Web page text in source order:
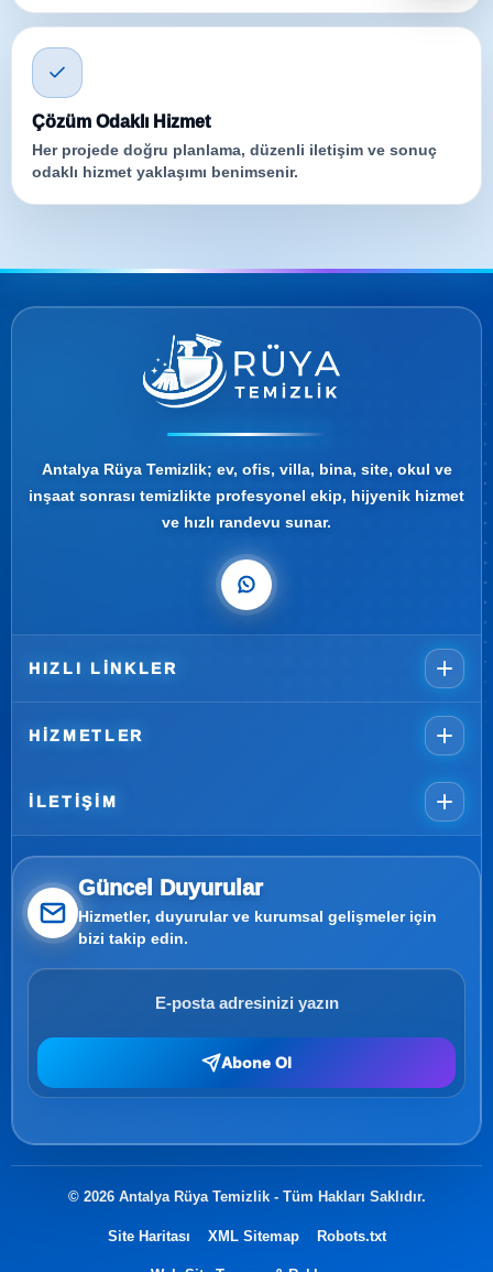
Çözüm Odaklı Hizmet
Her projede doğru planlama, düzenli iletişim ve sonuç
odaklı hizmet yaklaşımı benimsenir.
Antalya Rüya Temizlik; ev, ofis, villa, bina, site, okul ve
inşaat sonrası temizlikte profesyonel ekip, hijyenik hizmet
ve hızlı randevu sunar.
HIZLI LINKLER
HIZMETLER
İLETIŞIM
Güncel Duyurular
Hizmetler, duyurular ve kurumsal gelişmeler için
bizi takip edin.
Abone Ol
© 2026 Antalya Rüya Temizlik - Tüm Hakları Saklıdır.
Site Haritası XML Sitemap Robots.txt